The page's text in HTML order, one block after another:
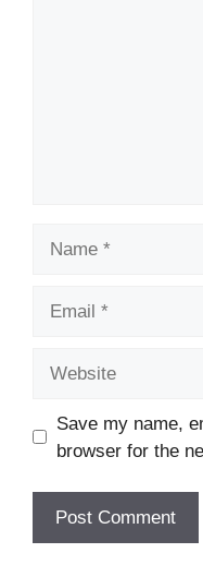
Save my name,
browser for the